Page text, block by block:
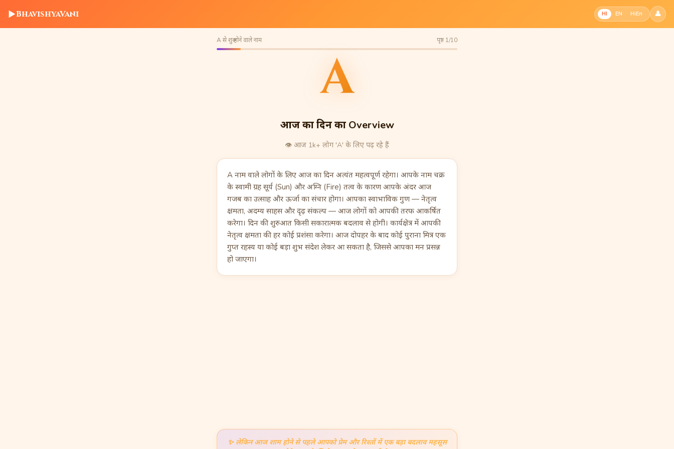
▶BhavishyaVani HI EN HiEn 👤
A से शुरू होने वाले नाम पृष्ठ 1/10
A
आज का दिन का Overview
👁️ आज 1k+ लोग 'A' के लिए पढ़ रहे हैं
A नाम वाले लोगों के लिए आज का दिन अत्यंत महत्वपूर्ण रहेगा। आपके नाम चक्र
के स्वामी ग्रह सूर्य (Sun) और अग्नि (Fire) तत्व के कारण आपके अंदर आज
गजब का उत्साह और ऊर्जा का संचार होगा। आपका स्वाभाविक गुण — नेतृत्व
क्षमता, अदम्य साहस और दृढ़ संकल्प — आज लोगों को आपकी तरफ आकर्षित
करेगा। दिन की शुरुआत किसी सकारात्मक बदलाव से होगी। कार्यक्षेत्र में आपकी
नेतृत्व क्षमता की हर कोई प्रशंसा करेगा। आज दोपहर के बाद कोई पुराना मित्र एक
गुप्त रहस्य या कोई बड़ा शुभ संदेश लेकर आ सकता है, जिससे आपका मन प्रसन्न
हो जाएगा।
✨ लेकिन आज शाम होने से पहले आपको प्रेम और रिश्तों में एक बड़ा बदलाव महसूस